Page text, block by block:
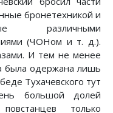
бронетехникой и
различными
(ЧОНом и т. д.).
И тем не менее
была одержана лишь
Тухачевского тут
большой долей
только